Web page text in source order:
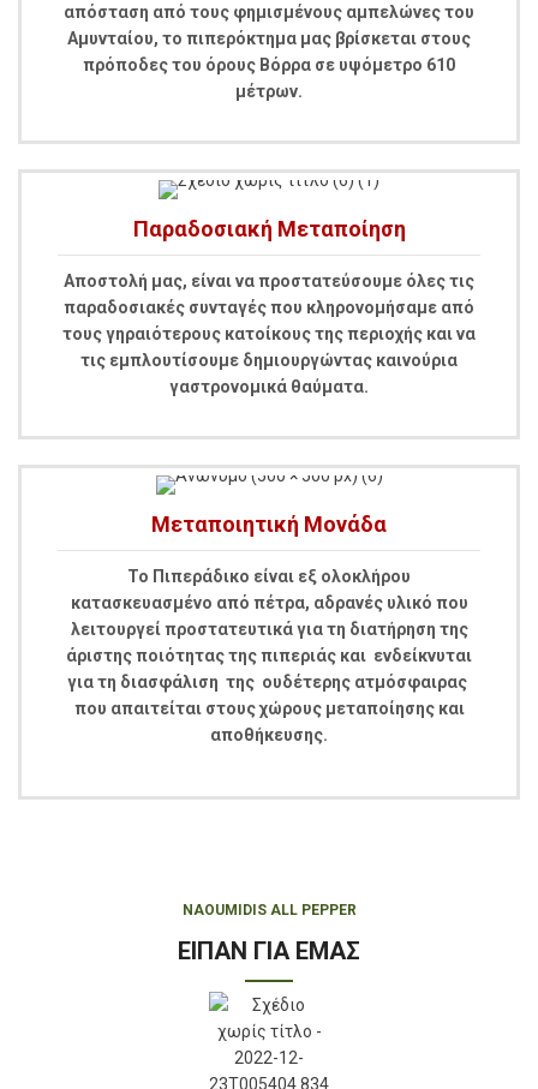
απόσταση από τους φημισμένους αμπελώνες του
Αμυνταίου, το πιπερόκτημα μας βρίσκεται στους
πρόποδες του όρους Βόρρα σε υψόμετρο 610
μέτρων.
Παραδοσιακή Μεταποίηση
Αποστολή μας, είναι να προστατεύσουμε όλες τις
παραδοσιακές συνταγές που κληρονομήσαμε από
τους γηραιότερους κατοίκους της περιοχής και να
τις εμπλουτίσουμε δημιουργώντας καινούρια
γαστρονομικά θαύματα.
Μεταποιητική Μονάδα
Το Πιπεράδικο είναι εξ ολοκλήρου
κατασκευασμένο από πέτρα, αδρανές υλικό που
λειτουργεί προστατευτικά για τη διατήρηση της
άριστης ποιότητας της πιπεριάς και ενδείκνυται
για τη διασφάλιση της ουδέτερης ατμόσφαιρας
που απαιτείται στους χώρους μεταποίησης και
αποθήκευσης.
NAOUMIDIS ALL PEPPER
ΕΙΠΑΝ ΓΙΑ ΕΜΑΣ